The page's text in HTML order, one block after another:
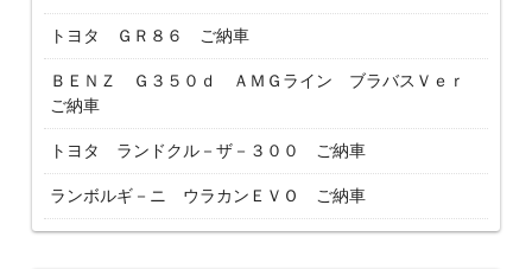
トヨタ ＧＲ８６ ご納車
ＢＥＮＺ Ｇ３５０ｄ ＡＭＧライン ブラバスＶｅｒ
ご納車
トヨタ ランドクル－ザ－３００ ご納車
ランボルギ－ニ ウラカンＥＶＯ ご納車